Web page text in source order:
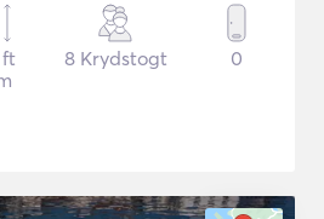
ft
8 Krydstogt 0